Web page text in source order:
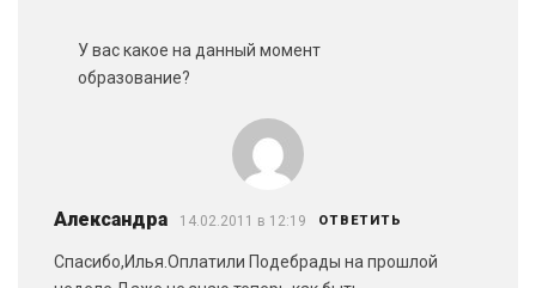
У вас какое на данный момент
образование?
Александра 14.02.2011 в 12:19 ОТВЕТИТЬ
Спасибо,Илья.Оплатили Подебрады на прошлой